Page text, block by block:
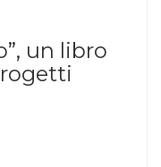
un libro